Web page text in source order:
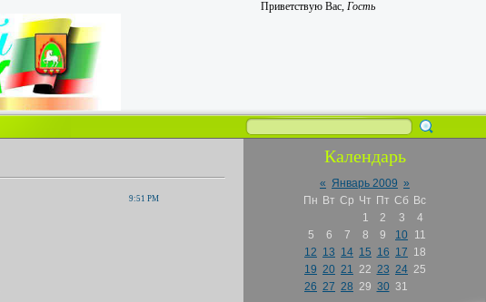
Приветствую Вас, Гость
9:51 PM
Календарь
« Январь 2009 »
Пн Вт Ср Чт Пт Сб Вс
1
2 3
4
5
6 7 8 9 10 11
12 13 14 15 16 17 18
19 20 21 22 23 24 25
26 27 28 29 30 31